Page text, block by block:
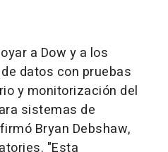
a Dow y a los
datos con pruebas
y monitorización del
sistemas de
Bryan Debshaw,